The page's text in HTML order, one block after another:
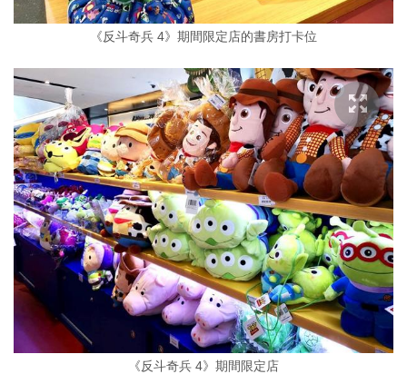
《反斗奇兵 4》期間限定店的書房打卡位
《反斗奇兵 4》期間限定店